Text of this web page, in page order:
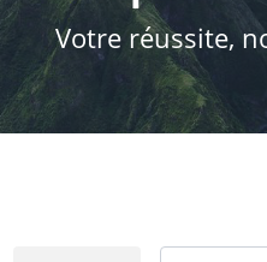
Votre réussite,